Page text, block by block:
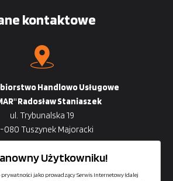
kontaktowe
Handlowo Usługowe
Radosław Staniaszek
ul. Trybunalska 19
080 Tuszynek Majoracki
Użytkowniku!
jako prowadzący Serwis Internetowy (dalej